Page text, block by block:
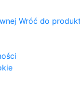
Wróć do